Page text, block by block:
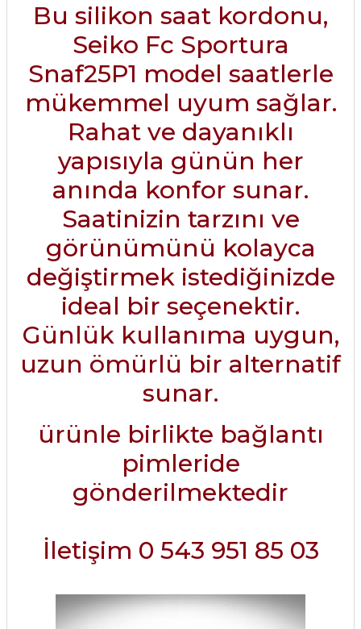
Bu silikon saat kordonu,
Seiko Fc Sportura
Snaf25P1 model saatlerle
mükemmel uyum sağlar.
Rahat ve dayanıklı
yapısıyla günün her
anında konfor sunar.
Saatinizin tarzını ve
görünümünü kolayca
değiştirmek istediğinizde
ideal bir seçenektir.
Günlük kullanıma uygun,
uzun ömürlü bir alternatif
sunar.
ürünle birlikte bağlantı
pimleride
gönderilmektedir
İletişim 0 543 951 85 03